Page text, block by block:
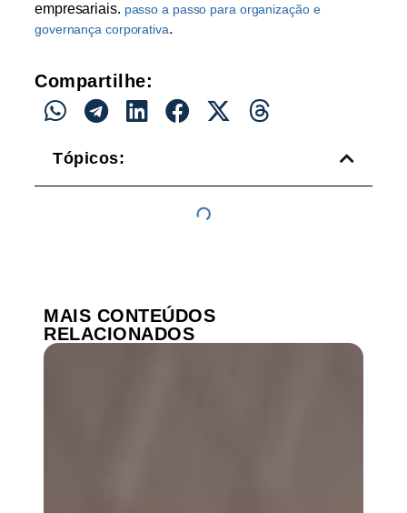
empresariais. passo a passo para organização e
governança corporativa.
Compartilhe:
Tópicos:
MAIS CONTEÚDOS
RELACIONADOS